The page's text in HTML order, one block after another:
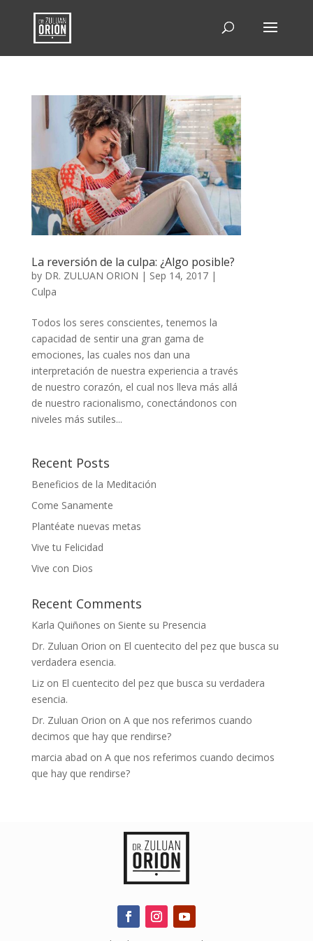
La reversión de la culpa: ¿Algo posible?
by DR. ZULUAN ORION | Sep 14, 2017|
Culpa
Todos los seres conscientes, tenemos la
capacidad de sentir una gran gama de
emociones, las cuales nos dan una
interpretación de nuestra experiencia a través
de nuestro corazón, el cual nos lleva más allá
de nuestro racionalismo, conectándonos con
niveles más sutiles...
Recent Posts
Beneficios de la Meditación
Come Sanamente
Plantéate nuevas metas
Vive tu Felicidad
Vive con Dios
Recent Comments
Karla Quiñones on Siente su Presencia
Dr. Zuluan Orion on El cuentecito del pez que busca su
verdadera esencia.
Lizon El cuentecito del pez que busca su verdadera
esencia.
Dr. Zuluan Orion on A que nos referimos cuando
decimos que hay que rendirse?
marcia abad on A que nos referimos cuando decimos
que hay que rendirse?